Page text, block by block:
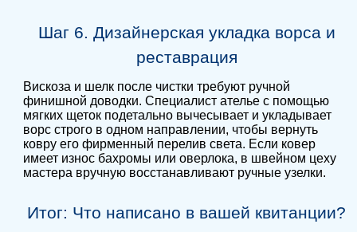
Шаг 6. Дизайнерская укладка ворса и
реставрация
Вискоза и шелк после чистки требуют ручной
финишной доводки. Специалист ателье с помощью
мягких щеток подетально вычесывает и укладывает
ворс строго в одном направлении, чтобы вернуть
ковру его фирменный перелив света. Если ковер
имеет износ бахромы или оверлока, в швейном цеху
мастера вручную восстанавливают ручные узелки.
Итог: Что написано в вашей квитанции?